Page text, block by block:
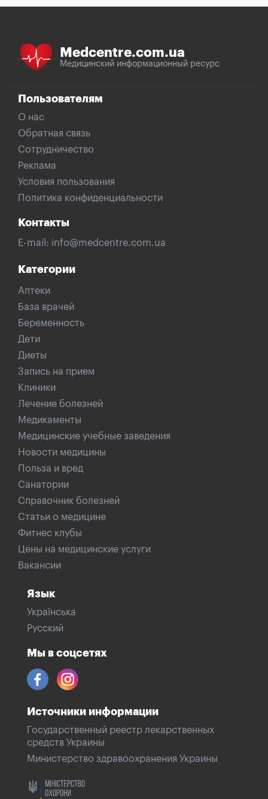
Medcentre.com.ua
Медицинский информационный ресурс
Пользователям
О нас
Обратная связь
Сотрудничество
Реклама
Условия пользования
Политика конфиденциальности
Контакты
E-mail: info@medcentre.com.ua
Категории
Аптеки
База врачей
Беременность
Дети
Диеты
Запись на прием
Клиники
Лечение болезней
Медикаменты
Медицинские учебные заведения
Новости медицины
Польза и вред
Санатории
Справочник болезней
Статьи о медицине
Фитнес клубы
Цены на медицинские услуги
Вакансии
Язык
Українська
Русский
Мы в соцсетях
Источники информации
Государственный реестр лекарственных
средств Украины
Министерство здравоохранения Украины